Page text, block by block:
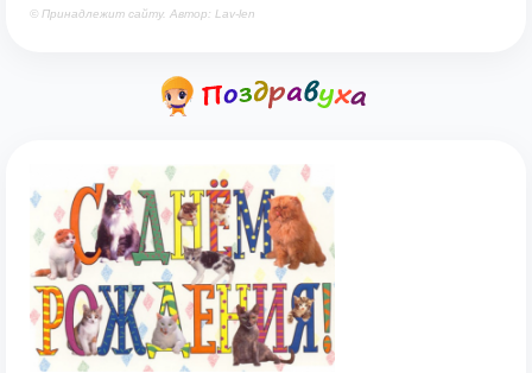
© Принадлежит сайту. Автор: Lav-len